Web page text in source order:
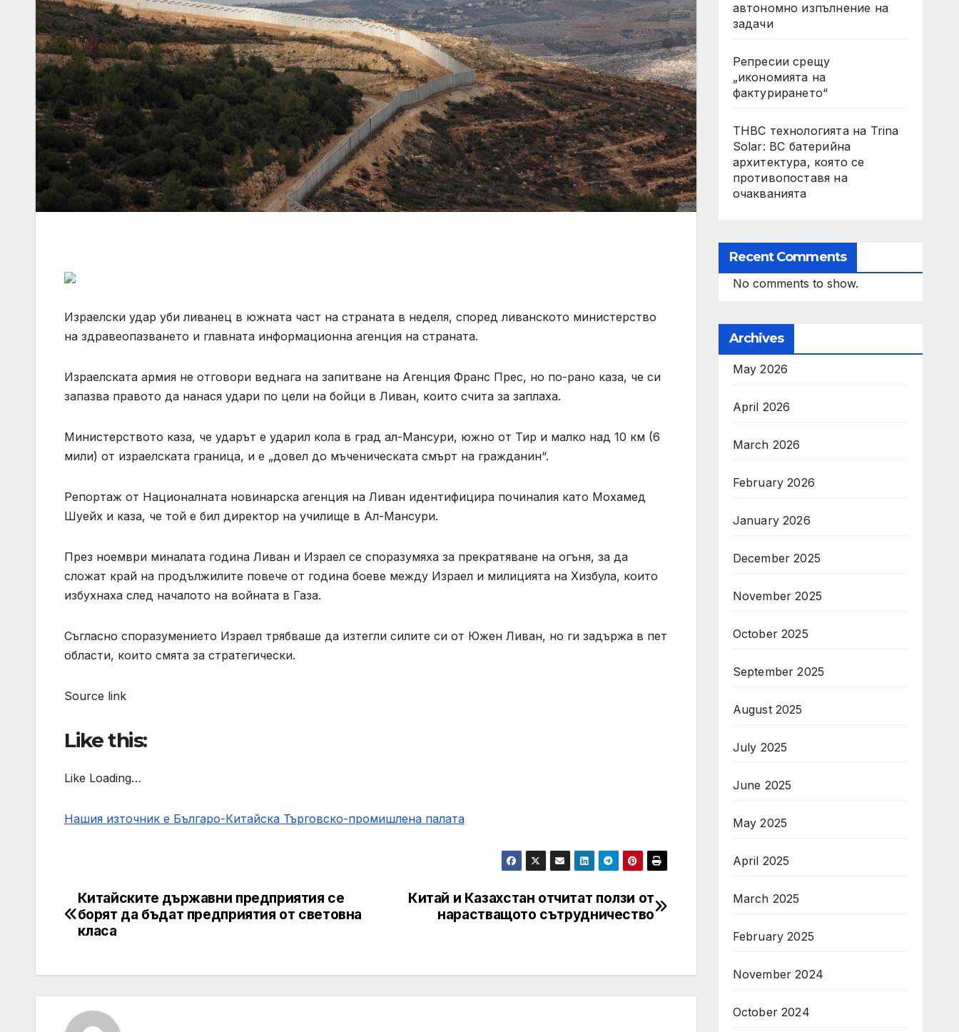
Израелски удар уби ливанец в южната част на страната в неделя, според ливанското министерство
на здравеопазването и главната информационна агенция на страната.
Израелската армия не отговори веднага на запитване на Агенция Франс Прес, но по-рано каза, че си
запазва правото да нанася удари по цели на бойци в Ливан, които счита за заплаха.
Министерството каза, че ударът е ударил кола в град ал-Мансури, южно от Тир и малко над 10 км (6
мили) от израелската граница, и е „довел до мъченическата смърт на гражданин“.
Репортаж от Националната новинарска агенция на Ливан идентифицира починалия като Мохамед
Шуейх и каза, че той е бил директор на училище в Ал-Мансури.
През ноември миналата година Ливан и Израел се споразумяха за прекратяване на огъня, за да
сложат край на продължилите повече от година боеве между Израел и милицията на Хизбула, които
избухнаха след началото на войната в Газа.
Съгласно споразумението Израел трябваше да изтегли силите си от Южен Ливан, но ги задържа в пет
области, които смята за стратегически.
Source link
Like this:
Like Loading…
Нашия източник е Българо-Китайска Търговско-промишлена палaта
Post
navigation
Китай и Казахстан отчитат ползи от
нарастващото сътрудничество
Китайските държавни предприятия се
борят да бъдат предприятия от световна
класа
автономно изпълнение на
задачи
Репресии срещу
„икономията на
фактурирането“
THBC технологията на Trina
Solar: BC батерийна
архитектура, която се
противопоставя на
очакванията
Recent Comments
No comments to show.
Archives
May 2026
April 2026
March 2026
February 2026
January 2026
December 2025
November 2025
October 2025
September 2025
August 2025
July 2025
June 2025
May 2025
April 2025
March 2025
February 2025
November 2024
October 2024